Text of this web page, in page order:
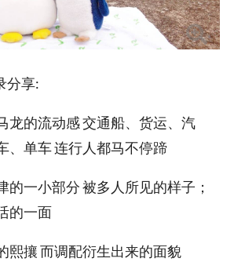
分享:
龙的流动感 交通船、货运、汽
、单车 连行人都马不停蹄
的一小部分 被多人所见的样子；
的一面
熙攘 而调配衍生出来的面貌